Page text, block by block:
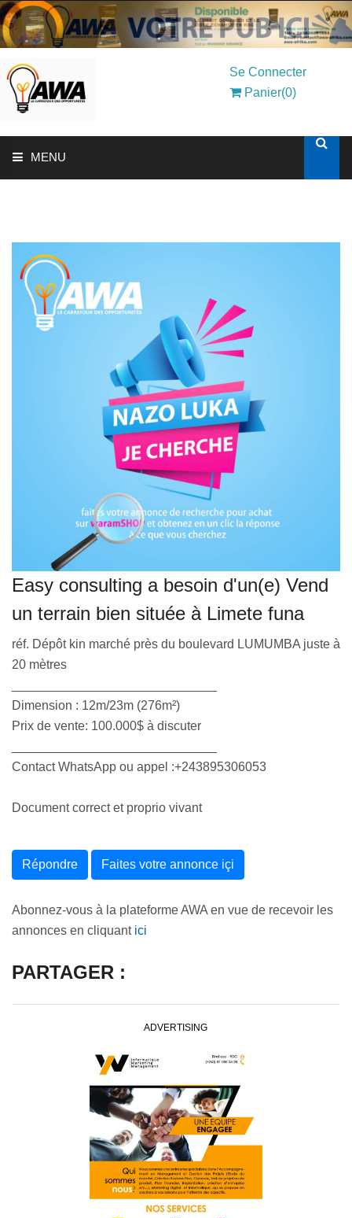
Se Connecter
Panier(0)
MENU
SOLUTIONS AUX ENTREPRISES
MON COMPTE
AWASHOP
VEILLE JURIDIQUE ET FISCALE
LES ANALYSES
Easy consulting a besoin d'un(e) Vend
un terrain bien située à Limete funa
réf. Dépôt kin marché près du boulevard LUMUMBA juste à
20 mètres
Dimension : 12m/23m (276m²)
Prix de vente: 100.000$ à discuter
Contact WhatsApp ou appel :+243895306053
Document correct et proprio vivant
Répondre Faites votre annonce içi
Abonnez-vous à la plateforme AWA en vue de recevoir les
annonces en cliquant ici
PARTAGER :
ADVERTISING